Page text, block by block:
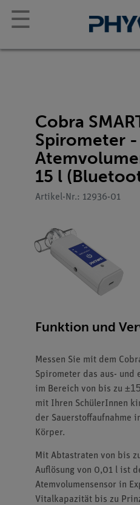
☰
Cobra
Spirometer -
15 l
Artikel-Nr.: 12936-01
Funktion und
Messen Sie mit dem
Spirometer das aus- und
im Bereich von bis zu ±15
mit Ihren SchülerInnen
der Sauerstoffaufnahme
Körper.
Mit Abtastraten von bis
Auflösung von 0,01 l ist
Atemvolumensensor in
Vitalkapazität bis zu